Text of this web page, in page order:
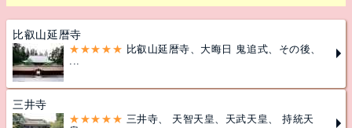
比叡山延暦寺
★★★★★ 比叡山延暦寺、大晦日 鬼追式、その後、
三井寺
★★★★★ 三井寺、 天智天皇、天武天皇、 持統天